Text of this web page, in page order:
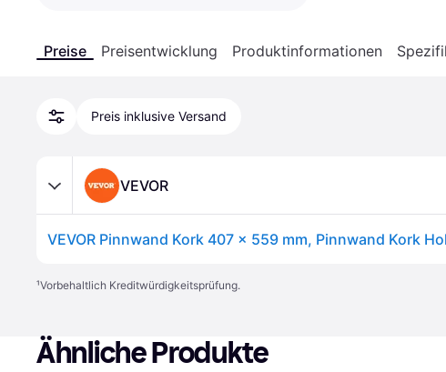
Preise Preisentwicklung Produktinformationen
Preis inklusive Versand
VEVOR
¹Vorbehaltlich Kreditwürdigkeitsprüfung.
Ähnliche Produkte